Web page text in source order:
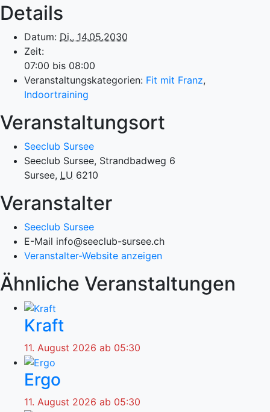
Details
Datum: Di., 14.05.2030
Zeit:
07:00 bis 08:00
Veranstaltungskategorien: Fit mit Franz,
Indoortraining
Veranstaltungsort
Seeclub Sursee
Seeclub Sursee, Strandbadweg 6
Sursee, LU 6210
Veranstalter
Seeclub Sursee
E-Mail info@seeclub-sursee.ch
Veranstalter-Website anzeigen
Ähnliche Veranstaltungen
Kraft
11. August 2026 ab 05:30
Ergo
11. August 2026 ab 05:30